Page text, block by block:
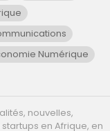
Numérique
nouvelles,
en Afrique, en